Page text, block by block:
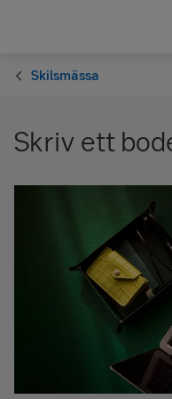
Skilsmässa
Skriv ett